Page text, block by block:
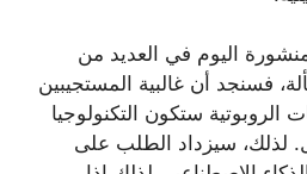
اليوم في العديد من
فسنجد أن غالبية المستجيبين
الروبوتية ستكون التكنولوجيا
لذلك، سيزداد الطلب على